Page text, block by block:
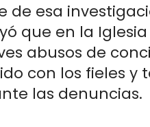
de esa
que en la
abusos de
con los fieles y
las denuncias.